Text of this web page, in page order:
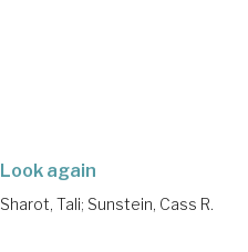
Look again
Sharot, Tali; Sunstein, Cass R.